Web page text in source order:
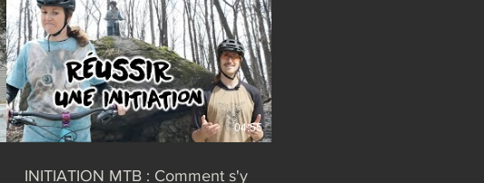
04:55
INITIATION MTB : Comment s'y